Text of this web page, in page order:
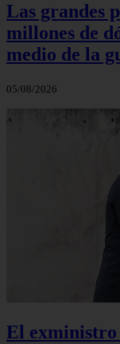
Las grandes
millones de
medio de la
05/08/2026
El exministro